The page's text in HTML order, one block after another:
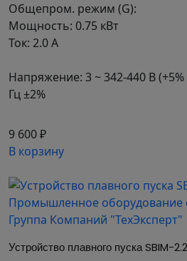
Подключение выносной
осуществляется через патч-
Возможность настраивать
Независимое питание
способствует
ОБЛАСТИ ПРИМЕНЕНИЯ
Эти устройства идеально
ограниченных пространств.
встроенному обводному
подключения максимально
востребованы везде, где
контролируемый запуск и
Общепром. режим (G):
Мощность: 0.75 кВт
Ток: 2.0 А
Напряжение: 3 ~ 342-440 В
Гц ±2%
9 600 ₽
В корзину
Устройство плавного пуска SBIM-